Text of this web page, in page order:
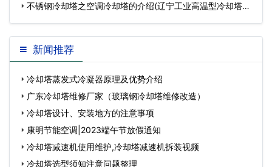
水标准)…
不锈钢冷却塔之空调冷却塔的介绍(辽宁工业高温型冷却塔型
号)…
新闻推荐
冷却塔蒸发式冷凝器原理及优势介绍
广东冷却塔维修厂家（玻璃钢冷却塔维修改造）
冷却塔设计、安装地方的注意事项
康明节能空调|2023端午节放假通知
冷却塔减速机使用维护,冷却塔减速机拆装视频
冷却塔选型须知注意问题整理